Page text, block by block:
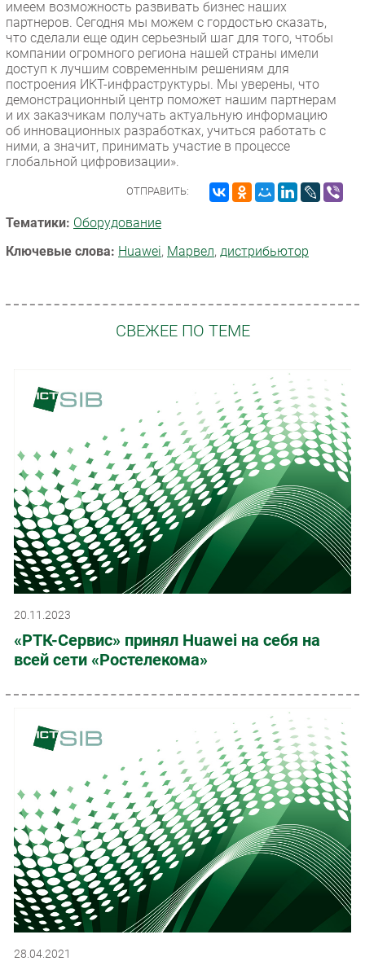
имеем возможность развивать бизнес наших
партнеров. Сегодня мы можем с гордостью сказать,
что сделали еще один серьезный шаг для того, чтобы
компании огромного региона нашей страны имели
доступ к лучшим современным решениям для
построения ИКТ-инфраструктуры. Мы уверены, что
демонстрационный центр поможет нашим партнерам
и их заказчикам получать актуальную информацию
об инновационных разработках, учиться работать с
ними, а значит, принимать участие в процессе
глобальной цифровизации».
ОТПРАВИТЬ:
Тематики: Оборудование
Ключевые слова: Huawei, Марвел, дистрибьютор
СВЕЖЕЕ ПО ТЕМЕ
20.11.2023
«РТК-Сервис» принял Huawei на себя на
всей сети «Ростелекома»
28.04.2021